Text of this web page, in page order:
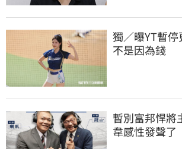
獨／曝YT暫停
不是因為錢
暫別富邦悍將
韋感性發聲了